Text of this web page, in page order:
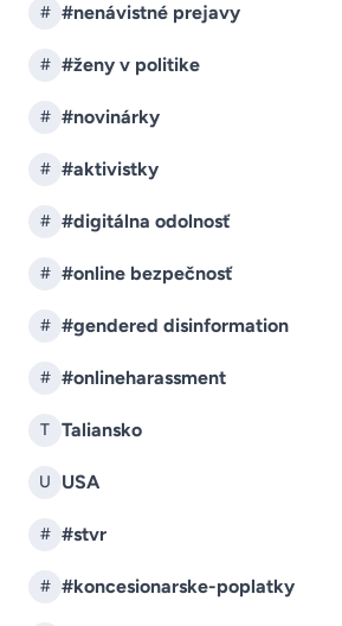
# #nenávistné prejavy
# #ženy v politike
# #novinárky
# #aktivistky
# #digitálna odolnosť
# #online bezpečnosť
# #gendered disinformation
# #onlineharassment
T Taliansko
U USA
# #stvr
# #koncesionarske-poplatky